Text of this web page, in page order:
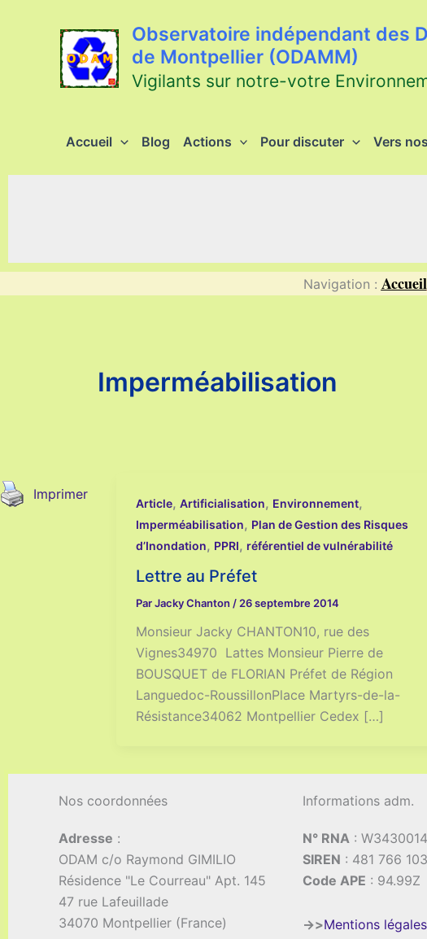
Observatoire indépendant des
de Montpellier (ODAMM)
Vigilants sur notre-votre
Accueil Blog Actions Pour discuter Vers
Navigation : Accueil
Imperméabilisation
Imprimer
Article, Artificialisation, Environnement,
Imperméabilisation, Plan de Gestion des Risques
d’Inondation, PPRI, référentiel de vulnérabilité
Lettre au Préfet
ParJacky Chanton / 26 septembre 2014
Monsieur Jacky CHANTON10, rue des
Vignes34970 Lattes Monsieur Pierre de
BOUSQUET de FLORIAN Préfet de Région
Languedoc-RoussillonPlace Martyrs-de-la-
Résistance34062 Montpellier Cedex […]
Nos coordonnées
Adresse :
ODAM c/o Raymond GIMILIO
Résidence "Le Courreau" Apt. 145
47 rue Lafeuillade
34070 Montpellier (France)
Informations adm.
N° RNA :
SIREN : 481 766 103
Code APE : 94.99Z
->>Mentions légales